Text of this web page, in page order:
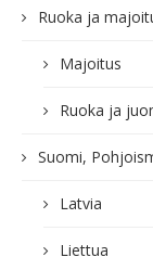
Ruoka ja
Majoitus
Ruoka ja
Suomi,
Latvia
Liettua